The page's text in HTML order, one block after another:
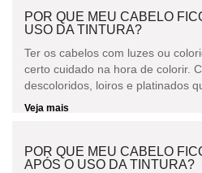
POR QUE MEU CABELO
USO DA TINTURA?
Ter os cabelos com luzes ou
certo cuidado na hora de colorir.
descoloridos, loiros e platinados
Veja mais
POR QUE MEU CABELO
APÓS O USO DA TINTURA?